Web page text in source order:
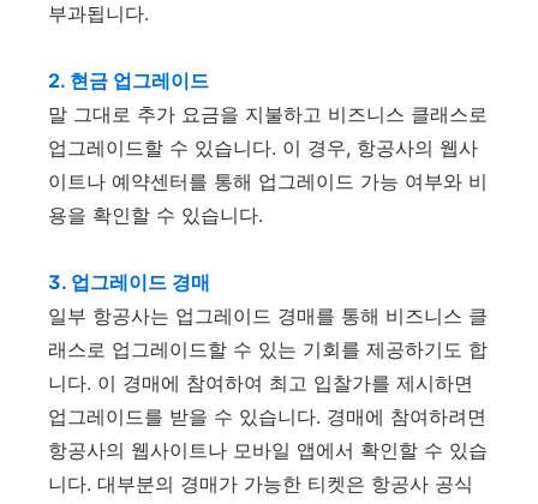
부과됩니다.
2. 현금 업그레이드
말 그대로 추가 요금을 지불하고 비즈니스 클래스로
업그레이드할 수 있습니다. 이 경우, 항공사의 웹사
이트나 예약센터를 통해 업그레이드 가능 여부와 비
용을 확인할 수 있습니다.
3. 업그레이드 경매
일부 항공사는 업그레이드 경매를 통해 비즈니스 클
래스로 업그레이드할 수 있는 기회를 제공하기도 합
니다. 이 경매에 참여하여 최고 입찰가를 제시하면
업그레이드를 받을 수 있습니다. 경매에 참여하려면
항공사의 웹사이트나 모바일 앱에서 확인할 수 있습
니다. 대부분의 경매가 가능한 티켓은 항공사 공식